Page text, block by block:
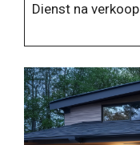
Dienst na verkoop